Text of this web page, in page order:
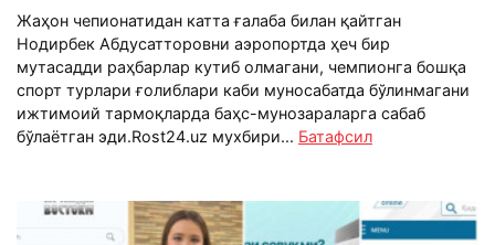
Жаҳон чепионатидан катта ғалаба билан қайтган
Нодирбек Абдусатторовни аэропортда ҳеч бир
мутасадди раҳбарлар кутиб олмагани, чемпионга бошқа
спорт турлари ғолиблари каби муносабатда бўлинмагани
ижтимоий тармоқларда баҳс-мунозараларга сабаб
бўлаётган эди.Rost24.uz мухбири... Батафсил